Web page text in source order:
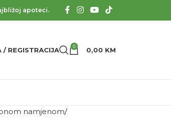
apoteci.
/ REGISTRACIJA 0 0,00 KM
namjenom